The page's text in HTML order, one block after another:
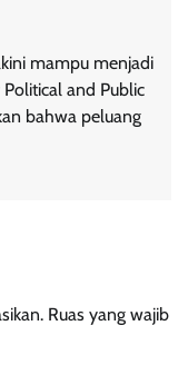
mampu menjadi
and Public
bahwa peluang
Ruas yang wajib